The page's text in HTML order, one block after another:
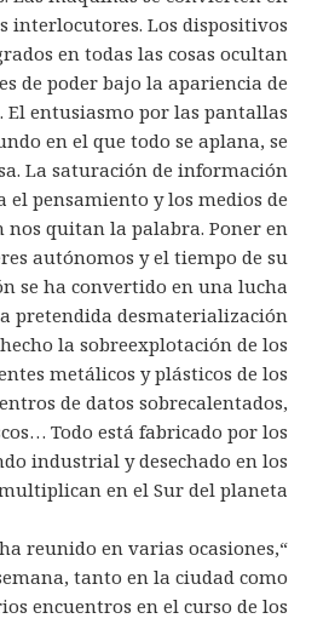
interlocutores. Los dispositivos
en todas las cosas ocultan
de poder bajo la apariencia de
El entusiasmo por las pantallas
en el que todo se aplana, se
La saturación de información
el pensamiento y los medios de
nos quitan la palabra. Poner en
autónomos y el tiempo de su
se ha convertido en una lucha
pretendida desmaterialización
la sobreexplotación de los
metálicos y plásticos de los
de datos sobrecalentados,
Todo está fabricado por los
industrial y desechado en los
en el Sur del planeta.
ha reunido en varias ocasiones,
tanto en la ciudad como
encuentros en el curso de los